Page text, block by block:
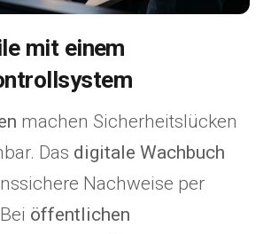
mit einem
machen Sicherheitslücken
Das digitale Wachbuch
Nachweise per
öffentlichen